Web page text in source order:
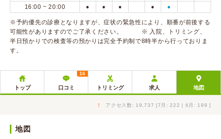
16:00 ~ 20:00 ● ● ● ● ●
※予約優先の診療となりますが、症状の緊急性により、順番が前後する
可能性がありますのでご了承ください。 ※ 入院、トリミング、
半日預かりでの検査等の預かりは完全予約制で8時半から行っておりま
す。
トップ 口コミ
16
トリミング 求人 地図
↑ アクセス数: 19,737 [7月: 222 | 6月: 199 ]
地図